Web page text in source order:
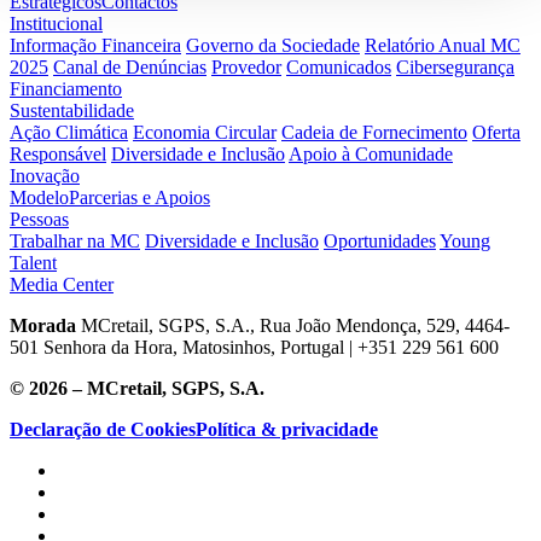
Institucional
Informação Financeira Governo da Sociedade Relatório Anual MC
2025 Canal de Denúncias Provedor Comunicados Cibersegurança
Financiamento
Sustentabilidade
Ação Climática Economia Circular Cadeia de Fornecimento Oferta
Responsável Diversidade e Inclusão Apoio à Comunidade
Inovação
ModeloParcerias e Apoios
Pessoas
Trabalhar na MC Diversidade e Inclusão OportunidadesYoung
Talent
Media Center
Morada MCretail, SGPS, S.A., Rua João Mendonça, 529, 4464-
501 Senhora da Hora, Matosinhos, Portugal | +351 229 561 600
© 2026 – MCretail, SGPS, S.A.
Declaração de CookiesPolítica & privacidade